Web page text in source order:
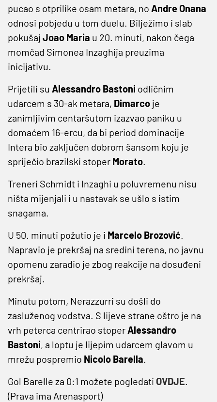
pucao s otprilike osam metara, no Andre Onana
odnosi pobjedu u tom duelu. Bilježimo i slab
pokušaj Joao Maria u 20. minuti, nakon čega
momčad Simonea Inzaghija preuzima
inicijativu.
Prijetili su Alessandro Bastoni odličnim
udarcem s 30-ak metara, Dimarco je
zanimljivim centaršutom izazvao paniku u
domaćem 16-ercu, da bi period dominacije
Intera bio zaključen dobrom šansom koju je
spriječio brazilski stoper Morato.
Treneri Schmidt i Inzaghi u poluvremenu nisu
ništa mijenjali i u nastavak se ušlo s istim
snagama.
U 50. minuti požutio je i Marcelo Brozović.
Napravio je prekršaj na sredini terena, no javnu
opomenu zaradio je zbog reakcije na dosuđeni
prekršaj.
Minutu potom, Nerazzurri su došli do
zasluženog vodstva. S lijeve strane oštro je na
vrh peterca centrirao stoper Alessandro
Bastoni, a loptu je lijepim udarcem glavom u
mrežu pospremio Nicolo Barella.
Gol Barelle za 0:1 možete pogledati OVDJE.
(Prava ima Arenasport)